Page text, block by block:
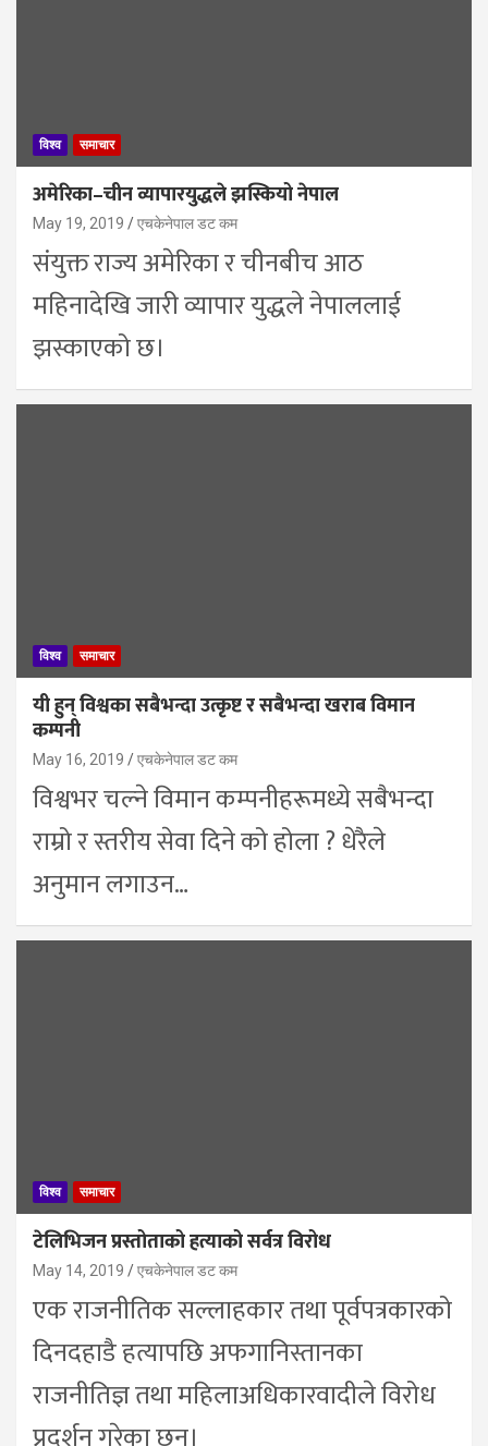
विश्व समाचार
अमेरिका–चीन व्यापारयुद्धले झस्कियो नेपाल
May 19, 2019 एचकेनेपाल डट कम
संयुक्त राज्य अमेरिका र चीनबीच आठ
महिनादेखि जारी व्यापार युद्धले नेपाललाई
झस्काएको छ।
विश्व समाचार
यी हुन् विश्वका सबैभन्दा उत्कृष्ट र सबैभन्दा खराब विमान
कम्पनी
May 16, 2019 एचकेनेपाल डट कम
विश्वभर चल्ने विमान कम्पनीहरूमध्ये सबैभन्दा
राम्रो र स्तरीय सेवा दिने को होला ? धेरैले
अनुमान लगाउन…
विश्व समाचार
टेलिभिजन प्रस्तोताको हत्याको सर्वत्र विरोध
May 14, 2019 एचकेनेपाल डट कम
एक राजनीतिक सल्लाहकार तथा पूर्वपत्रकारको
दिनदहाडै हत्यापछि अफगानिस्तानका
राजनीतिज्ञ तथा महिलाअधिकारवादीले विरोध